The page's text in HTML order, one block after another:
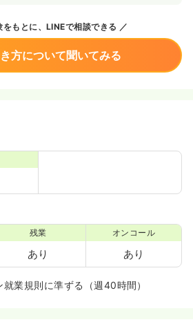
をもとに、LINEで相談できる
方について聞いてみる
残業
あり
オンコール
あり
業規則に準ずる（週40時間）